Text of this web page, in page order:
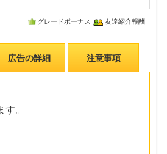
グレードボーナス 友達紹介報酬
広告の詳細 注意事項
。